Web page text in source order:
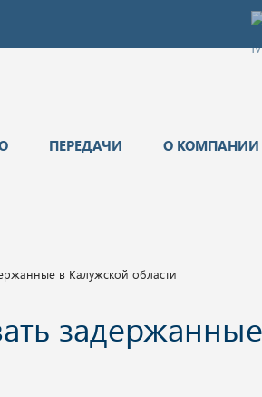
ПЕРЕДАЧИ О КОМПАНИИ
в Калужской области